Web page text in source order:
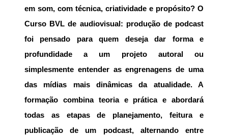
em som, com técnica, criatividade e propósito? O
Curso BVL de audiovisual: produção de podcast
foi pensado para quem deseja dar forma e
profundidade a um projeto autoral ou
simplesmente entender as engrenagens de uma
das mídias mais dinâmicas da atualidade. A
formação combina teoria e prática e abordará
todas as etapas de planejamento, feitura e
publicação de um podcast, alternando entre